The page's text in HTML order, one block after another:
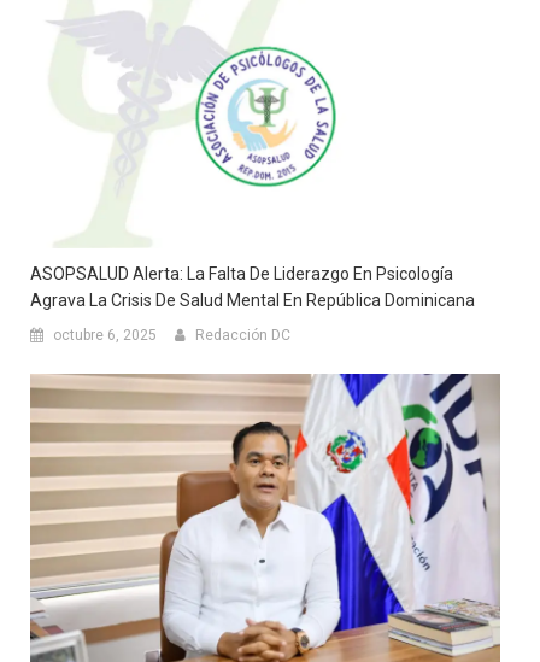
ASOPSALUD Alerta: La Falta De Liderazgo En Psicología
Agrava La Crisis De Salud Mental En República Dominicana
octubre 6, 2025 Redacción DC